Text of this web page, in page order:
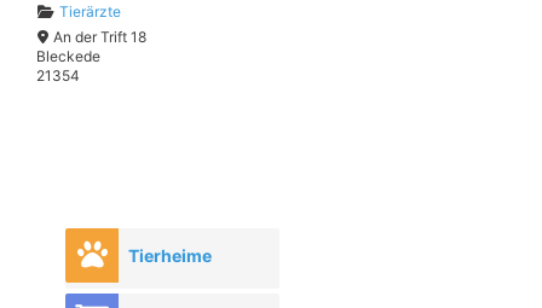
Tierärzte
An der Trift 18
Bleckede
21354
Tierheime